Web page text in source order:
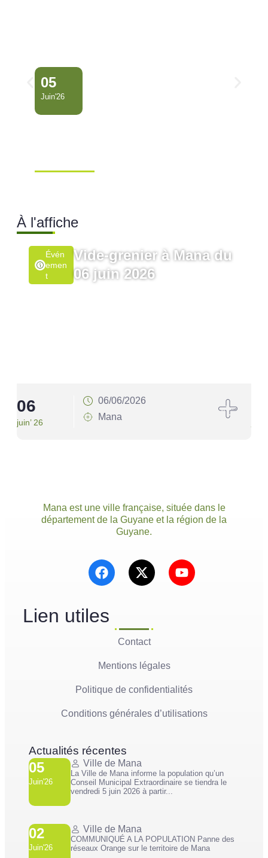
05
Juin'26
À l'affiche
Évén
Emen
T
Vide-grenier à Mana du
06 juin 2026
06
juin’ 26
06/06/2026
Mana
Mana est une ville française, située dans le
département de la Guyane et la région de la
Guyane.
Lien utiles
Contact
Mentions légales
Politique de confidentialités
Conditions générales d’utilisations
Actualités récentes
05
Juin'26
Ville de Mana
La Ville de Mana informe la population qu’un
Conseil Municipal Extraordinaire se tiendra le
vendredi 5 juin 2026 à partir...
02
Juin'26
Ville de Mana
COMMUNIQUÉ A LA POPULATION Panne des
réseaux Orange sur le territoire de Mana